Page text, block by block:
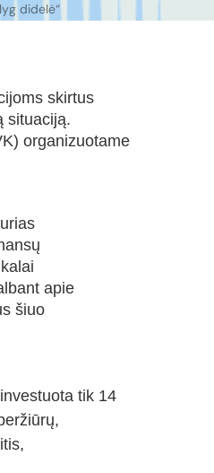
didelė“
skirtus
situaciją.
organizuotame
apie
šiuo
tik 14